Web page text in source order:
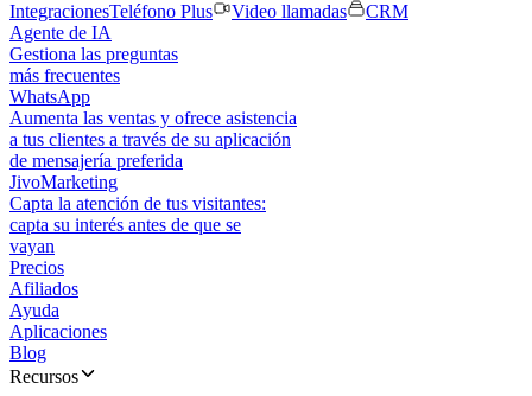
IntegracionesTeléfono Plus Video llamadas
CRM
Agente de IA
Gestiona las preguntas
más frecuentes
WhatsApp
Aumenta las ventas y ofrece asistencia
a tus clientes a través de su aplicación
de mensajería preferida
JivoMarketing
Capta la atención de tus visitantes:
capta su interés antes de que se
vayan
Precios
Afiliados
Ayuda
Aplicaciones
Blog
Recursos